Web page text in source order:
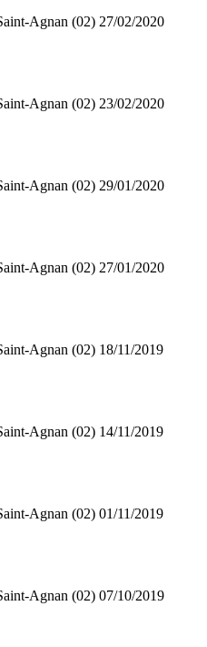
Agnan (02) 27/02/2020
Agnan (02) 23/02/2020
Agnan (02) 29/01/2020
Agnan (02) 27/01/2020
Agnan (02) 18/11/2019
Agnan (02) 14/11/2019
Agnan (02) 01/11/2019
Agnan (02) 07/10/2019